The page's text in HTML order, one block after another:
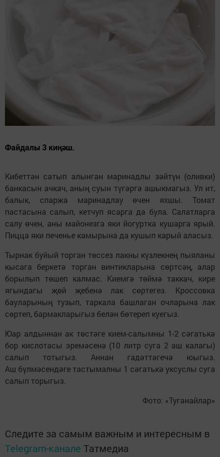
Файдалы 3 киңәш.
Кибеттән сатып алынган маринадлы зәйтүн (оливки)
банкасын ачкач, аның суын түгәргә ашыкмагыз. Ул ит,
балык, спаржа маринадлау өчен яхшы. Томат
пастасына салып, кетчуп ясарга да була. Салатларга
салу өчен, аны майонезга яки йогуртка кушарга ярый.
Пицца яки печенье камырына да кушып карый аласыз.
Тырнак буйый торган төссез лакны күзлекнең пыяланы
кысага беркетә торган винтикларына сөртсәң, алар
борылып төшеп калмас. Киемгә төймә таккач, кире
ягындагы җөй җебенә лак сөртегез. Кроссовка
бауларының тузып, таркала башлаган очларына лак
сөртеп, бармакларыгыз белән бөтереп куегыз.
Юар алдыннан ак төстәге кием-салымны 1-2 сәгатькә
бор кислотасы эремәсенә (10 литр суга 2 аш калагы)
салып тотыгыз. Аннан гадәттәгечә юыгыз.
Аш бүлмәсендәге тастымалны 1 сәгатькә уксуслы суга
салып торыгыз.
Фото: «Туганайлар»
Следите за самым важным и интересным в
Telegram-канале Татмедиа